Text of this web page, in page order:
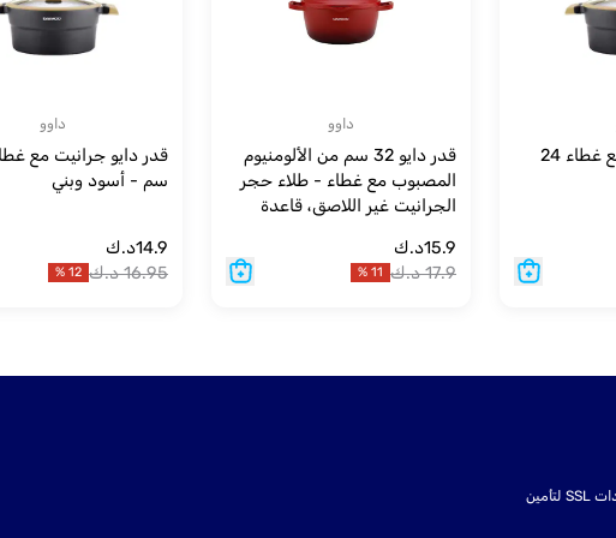
قدر دايو جرانيت مع غطاء 24
داوو
قدر دايو 32 سم من الألومنيوم
المصبوب مع غطاء - طلاء حجر
الجرانيت غير اللاصق، قاعدة
الفرن، خالٍ من المواد الكيميائية،
لون أحمر - 9.5 لتر
15.9د.ك
17.9 د.ك 11
%
داوو
سم - أسود وبني
14.9د.ك
16.95 د.ك 12
%
اتبعت أحدث التقنيات في شهادات SSL لتأمين